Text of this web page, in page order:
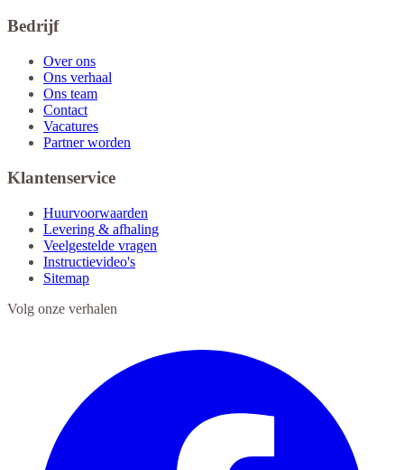
Bedrijf
Over ons
Ons verhaal
Ons team
Contact
Vacatures
Partner worden
Klantenservice
Huurvoorwaarden
Levering & afhaling
Veelgestelde vragen
Instructievideo's
Sitemap
Volg onze verhalen